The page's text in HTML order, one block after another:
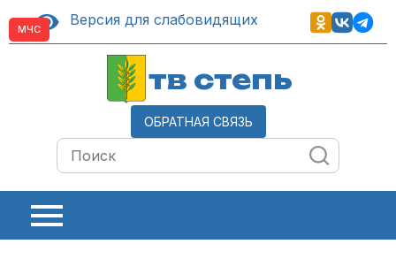
Версия для слабовидящих
тв степь
ОБРАТНАЯ СВЯЗЬ
МЧС